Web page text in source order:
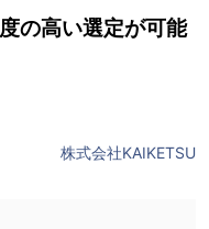
の高い選定が可能
株式会社KAIKETSU